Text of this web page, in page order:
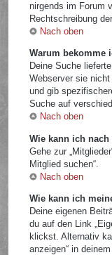
nirgends im Forum
Rechtschreibung
Nach oben
Warum bekomme
Deine Suche
Webserver sie
und gib
Suche auf
Nach oben
Wie kann ich
Gehe zur
Mitglied suchen“.
Nach oben
Wie kann ich
Deine eigenen
du auf den Link
klickst. Alternativ
anzeigen“ in